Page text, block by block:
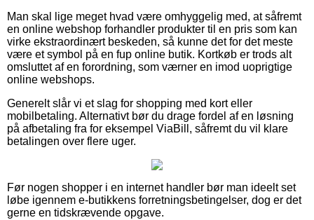
Man skal lige meget hvad være omhyggelig med, at såfremt
en online webshop forhandler produkter til en pris som kan
virke ekstraordinært beskeden, så kunne det for det meste
være et symbol på en fup online butik. Kortkøb er trods alt
omsluttet af en forordning, som værner en imod uoprigtige
online webshops.
Generelt slår vi et slag for shopping med kort eller
mobilbetaling. Alternativt bør du drage fordel af en løsning
på afbetaling fra for eksempel ViaBill, såfremt du vil klare
betalingen over flere uger.
Før nogen shopper i en internet handler bør man ideelt set
løbe igennem e-butikkens forretningsbetingelser, dog er det
gerne en tidskrævende opgave.